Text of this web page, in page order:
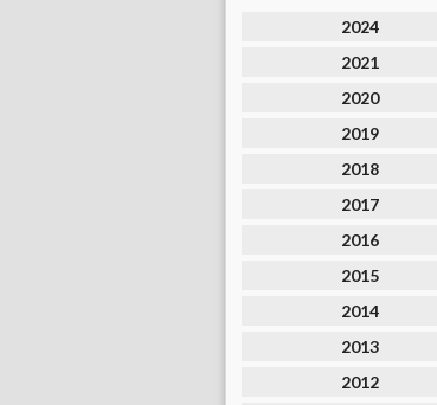
2024
2021
2020
2019
2018
2017
2016
2015
2014
2013
2012